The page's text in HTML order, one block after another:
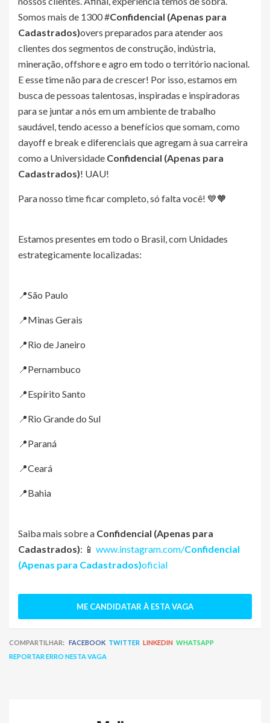
Somos mais de 1300 #Confidencial (Apenas para
Cadastrados)overs preparados para atender aos
clientes dos segmentos de construção, indústria,
mineração, offshore e agro em todo o território nacional.
E esse time não para de crescer! Por isso, estamos em
busca de pessoas talentosas, inspiradas e inspiradoras
para se juntar a nós em um ambiente de trabalho
saudável, tendo acesso a benefícios que somam, como
dayoff e break e diferenciais que agregam à sua carreira
como a Universidade Confidencial (Apenas para
Cadastrados)! UAU!
Para nosso time ficar completo, só falta você! 💙🧡
Estamos presentes em todo o Brasil, com Unidades
estrategicamente localizadas:
📍São Paulo
📍Minas Gerais
📍Rio de Janeiro
📍Pernambuco
📍Espírito Santo
📍Rio Grande do Sul
📍Paraná
📍Ceará
📍Bahia
Saiba mais sobre a Confidencial (Apenas para
Cadastrados): 📱 www.instagram.com/Confidencial
(Apenas para Cadastrados)oficial
ME CANDIDATAR À ESTA VAGA
COMPARTILHAR: FACEBOOK TWITTER LINKEDIN WHATSAPP
REPORTAR ERRO NESTA VAGA